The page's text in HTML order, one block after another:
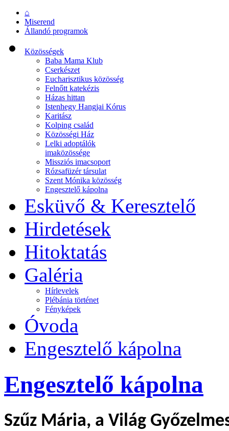
⌂
Miserend
Állandó programok
Közösségek
Baba Mama Klub
Cserkészet
Eucharisztikus közösség
Felnőtt katekézis
Házas hittan
Istenhegy Hangjai Kórus
Karitász
Kolping család
Közösségi Ház
Lelki adoptálók
imaközössége
Missziós imacsoport
Rózsafüzér társulat
Szent Mónika közösség
Engesztelő kápolna
Esküvő & Keresztelő
Hirdetések
Hitoktatás
Galéria
Hírlevelek
Plébánia történet
Fényképek
Óvoda
Engesztelő kápolna
Engesztelő kápolna
Szűz Mária, a Világ